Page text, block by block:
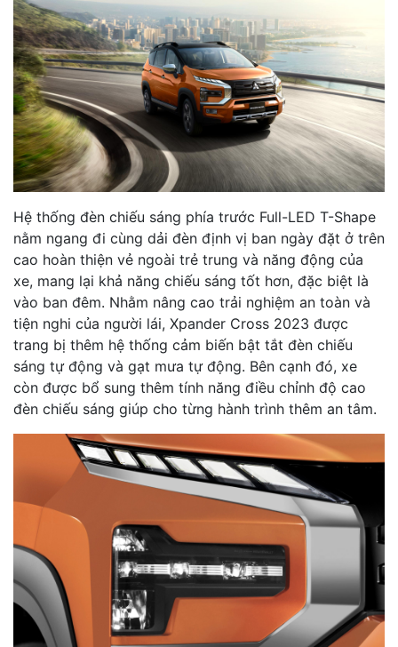
Hệ thống đèn chiếu sáng phía trước Full-LED T-Shape
nằm ngang đi cùng dải đèn định vị ban ngày đặt ở trên
cao hoàn thiện vẻ ngoài trẻ trung và năng động của
xe, mang lại khả năng chiếu sáng tốt hơn, đặc biệt là
vào ban đêm. Nhằm nâng cao trải nghiệm an toàn và
tiện nghi của người lái, Xpander Cross 2023 được
trang bị thêm hệ thống cảm biến bật tắt đèn chiếu
sáng tự động và gạt mưa tự động. Bên cạnh đó, xe
còn được bổ sung thêm tính năng điều chỉnh độ cao
đèn chiếu sáng giúp cho từng hành trình thêm an tâm.